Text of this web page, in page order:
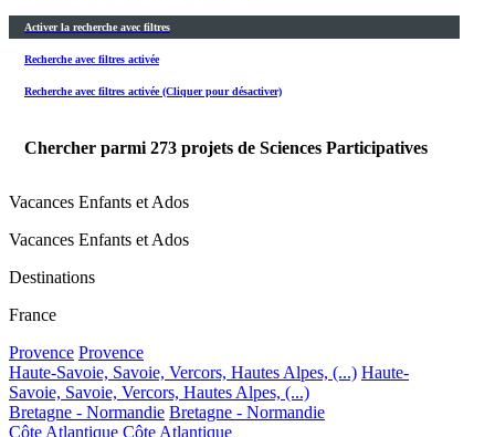
Activer la recherche avec filtres
Recherche avec filtres activée
Recherche avec filtres activée (Cliquer pour désactiver)
Chercher parmi 273 projets de Sciences Participatives
Vacances Enfants et Ados
Vacances Enfants et Ados
Destinations
France
Provence Provence
Haute-Savoie, Savoie, Vercors, Hautes Alpes, (...) Haute-
Savoie, Savoie, Vercors, Hautes Alpes, (...)
Bretagne - Normandie Bretagne - Normandie
Côte Atlantique Côte Atlantique